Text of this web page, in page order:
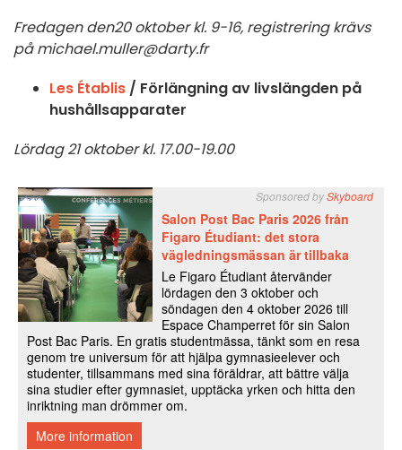
Fredagenden20 oktober kl. 9-16, registrering krävs
påmichael.muller@darty.fr
Les Établis / Förlängning av livslängden på
hushållsapparater
Lördag 21 oktober kl. 17.00-19.00